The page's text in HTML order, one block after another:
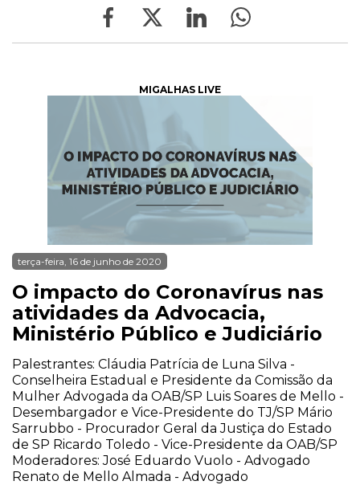
MIGALHAS LIVE
terça-feira, 16 de junho de 2020
O impacto do Coronavírus nas
atividades da Advocacia,
Ministério Público e Judiciário
Palestrantes: Cláudia Patrícia de Luna Silva -
Conselheira Estadual e Presidente da Comissão da
Mulher Advogada da OAB/SP Luis Soares de Mello -
Desembargador e Vice-Presidente do TJ/SP Mário
Sarrubbo - Procurador Geral da Justiça do Estado
de SP Ricardo Toledo - Vice-Presidente da OAB/SP
Moderadores: José Eduardo Vuolo - Advogado
Renato de Mello Almada - Advogado